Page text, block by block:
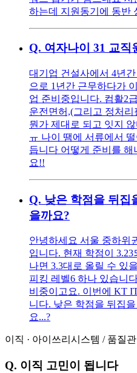
하는데 지원동기에 동반
Q. 여자나이 31 교직
대기업 건설사에서 4년
으로 1년간 근무하다가
업 준비중입니다. 컴활2
운전면허,(그리고 정처
뭔가 제대로 되고 잇지
ㅠ 나이 땜에 서류에서
듭니다 어떻게 준비를 해
요!!
Q. 낮은 학점을 뒤집
을까요?
안녕하세요 서울 중하위
입니다. 현재 학점이
나면 3.3대로 올릴 수 있
피킹 레벨6 하나 있습니
비중이고요. 이번에 KT
니다. 낮은 학점을 뒤집
요...?
이직 · 아이쓰리시스템 / 품질관
Q. 이직 고민이 됩니다